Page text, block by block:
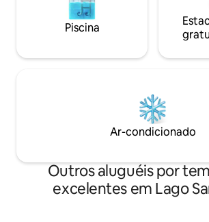
Piscina
Ar-condicionado
Outros aluguéis por
excelentes em Lago